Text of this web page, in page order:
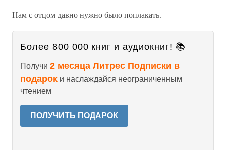
Нам с отцом давно нужно было поплакать.
Более 800 000 книг и аудиокниг! 📚
Получи 2 месяца Литрес Подписки в
подарок и наслаждайся неограниченным
чтением
ПОЛУЧИТЬ ПОДАРОК